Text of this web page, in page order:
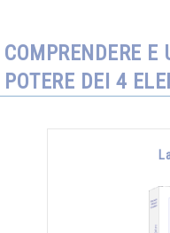
COMPRENDERE
POTERE DEI 4